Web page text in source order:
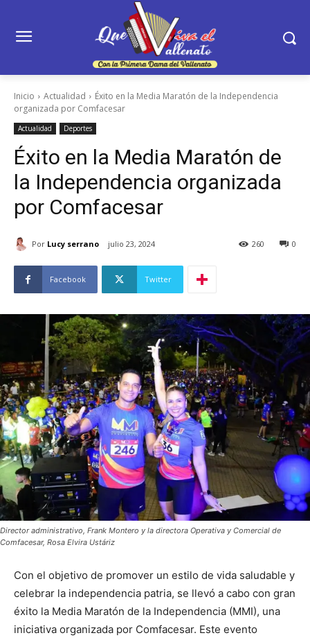
Inicio Actualidad
Éxito en la Media Maratón de la Independencia
organizada por Comfacesar
Actualidad Deportes
Éxito en la Media Maratón de
la Independencia organizada
por Comfacesar
Por Lucy serrano julio 23, 2024 0
260
Facebook Twitter
Director administrativo, Frank Montero y la directora Operativa y Comercial de
Comfacesar, Rosa Elvira Ustáriz
Con el objetivo de promover un estilo de vida saludable y
celebrar la independencia patria, se llevó a cabo con gran
éxito la Media Maratón de la Independencia (MMI), una
iniciativa organizada por Comfacesar. Este evento